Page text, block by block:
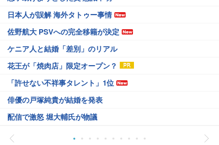
日本人が誤解 海外タトゥー事情
佐野航大 PSVへの完全移籍が決定
ケニア人と結婚「差別」のリアル
花王が「焼肉店」限定オープン？
「許せない不祥事タレント」1位
俳優の戸塚純貴が結婚を発表
配信で激怒 堀大輔氏が物議